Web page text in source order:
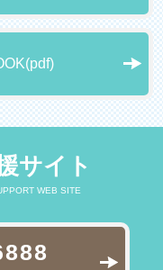
サイト
WEB SITE